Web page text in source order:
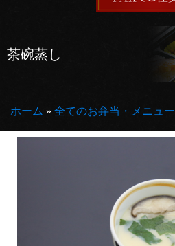
茶碗蒸し
ホーム » 全てのお弁当・メニュー